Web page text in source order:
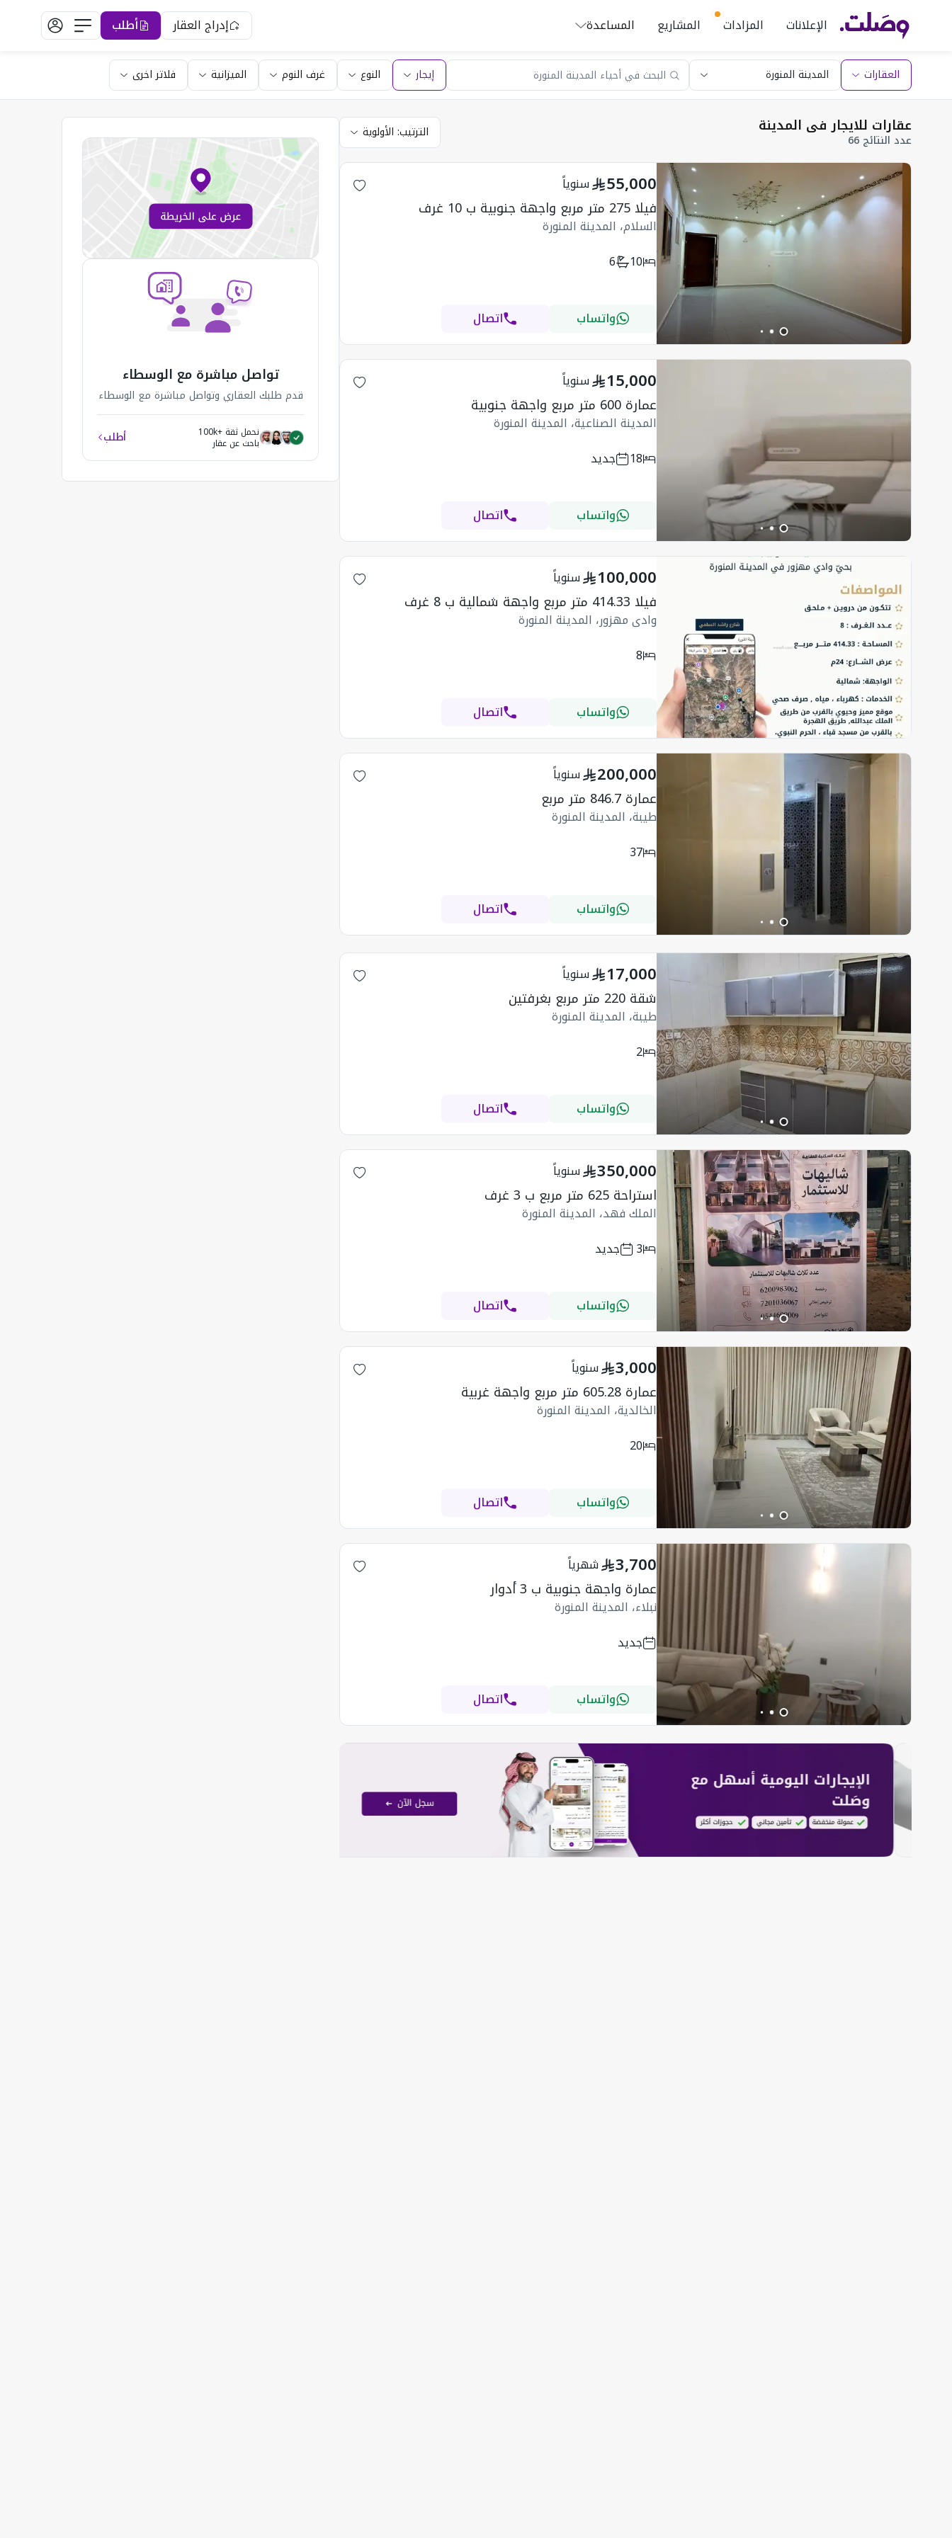
الإعلانات المزادات المشاريع المساعدة إدراج العقار أطلب
العقارات إيجار النوع غرف النوم الميزانية فلاتر اخرى
عقارات للايجار في المدينة
عدد النتائج 66 الترتيب: الأولوية
سنوياً 55,000
فيلا 275 متر مربع واجهة جنوبية ب 10 غرف
السلام، المدينة المنورة
10
6
واتساب اتصال
سنوياً 15,000
عمارة 600 متر مربع واجهة جنوبية
المدينة الصناعية، المدينة المنورة
18
جديد
واتساب اتصال
سنوياً 100,000
فيلا 414.33 متر مربع واجهة شمالية ب 8 غرف
وادي مهزور، المدينة المنورة
8
واتساب اتصال
سنوياً 200,000
عمارة 846.7 متر مربع
طيبة، المدينة المنورة
37
واتساب اتصال
سنوياً 17,000
شقة 220 متر مربع بغرفتين
طيبة، المدينة المنورة
2
واتساب اتصال
سنوياً 350,000
استراحة 625 متر مربع ب 3 غرف
الملك فهد، المدينة المنورة
3
جديد
واتساب اتصال
سنوياً 3,000
عمارة 605.28 متر مربع واجهة غربية
الخالدية، المدينة المنورة
20
واتساب اتصال
شهرياً 3,700
عمارة واجهة جنوبية ب 3 أدوار
نبلاء، المدينة المنورة
جديد
واتساب اتصال
تواصل مباشرة مع الوسطاء
قدم طلبك العقاري وتواصل مباشرة مع الوسطاء
نحمل ثقة +100k
باحث عن عقار أطلب